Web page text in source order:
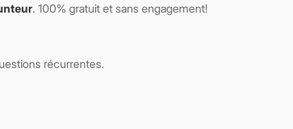
. 100% gratuit et sans engagement!
récurrentes.